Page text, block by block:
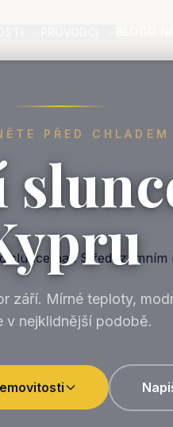
PŘED CHLADEM
září. Mírné teploty,
v nejklidnější podobě.